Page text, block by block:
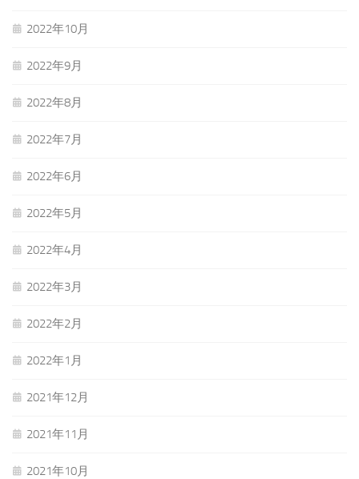
2022年10月
2022年9月
2022年8月
2022年7月
2022年6月
2022年5月
2022年4月
2022年3月
2022年2月
2022年1月
2021年12月
2021年11月
2021年10月